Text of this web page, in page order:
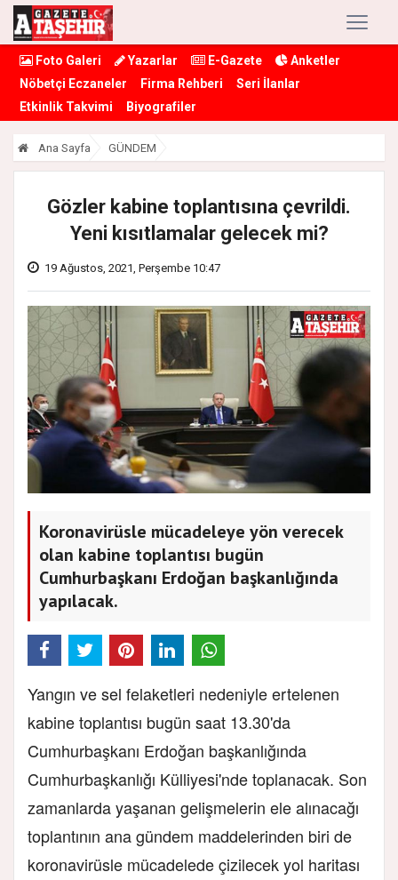
Foto Galeri Yazarlar E-Gazete
Anketler
Nöbetçi Eczaneler
Firma Rehberi
Seri İlanlar
Etkinlik Takvimi
Biyografiler
Ana Sayfa GÜNDEM
Gözler kabine toplantısına çevrildi.
Yeni kısıtlamalar gelecek mi?
19 Ağustos, 2021, Perşembe 10:47
Koronavirüsle mücadeleye yön verecek
olan kabine toplantısı bugün
Cumhurbaşkanı Erdoğan başkanlığında
yapılacak.
Yangın ve sel felaketleri nedeniyle ertelenen
kabine toplantısı bugün saat 13.30'da
Cumhurbaşkanı Erdoğan başkanlığında
Cumhurbaşkanlığı Külliyesi'nde toplanacak. Son
zamanlarda yaşanan gelişmelerin ele alınacağı
toplantının ana gündem maddelerinden biri de
koronavirüsle mücadelede çizilecek yol haritası